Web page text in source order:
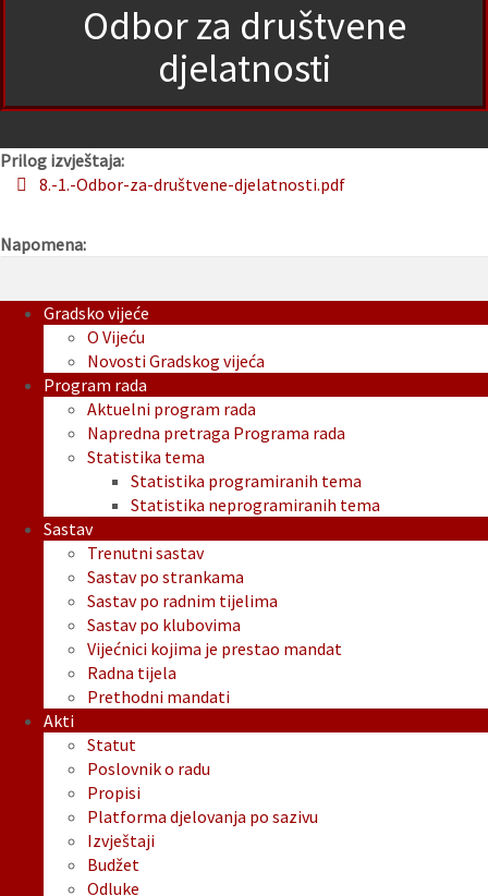
Odbor za društvene
djelatnosti
Prilog izvještaja:
8.-1.-Odbor-za-društvene-djelatnosti.pdf
Napomena:
Gradsko vijeće
O Vijeću
Novosti Gradskog vijeća
Program rada
Aktuelni program rada
Napredna pretraga Programa rada
Statistika tema
Statistika programiranih tema
Statistika neprogramiranih tema
Sastav
Trenutni sastav
Sastav po strankama
Sastav po radnim tijelima
Sastav po klubovima
Vijećnici kojima je prestao mandat
Radna tijela
Prethodni mandati
Akti
Statut
Poslovnik o radu
Propisi
Platforma djelovanja po sazivu
Izvještaji
Budžet
Odluke